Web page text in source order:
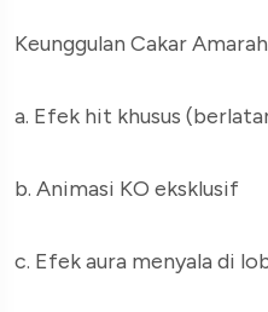
Keunggulan Cakar
a. Efek hit khusus
b. Animasi KO eksklusif
c. Efek aura menyala di